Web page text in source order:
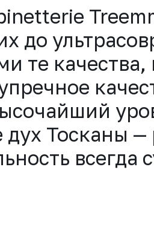
до
те качества,
дух Тосканы
всегда